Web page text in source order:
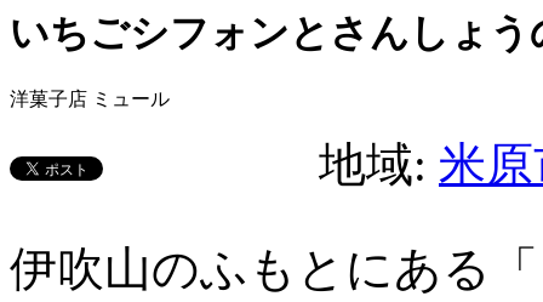
いちごシフォンとさんしょ
洋菓子店 ミュール
地域: 米
伊吹山のふもとにある